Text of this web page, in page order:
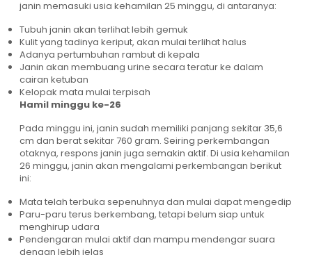
janin memasuki usia kehamilan 25 minggu, di antaranya:
Tubuh janin akan terlihat lebih gemuk
Kulit yang tadinya keriput, akan mulai terlihat halus
Adanya pertumbuhan rambut di kepala
Janin akan membuang urine secara teratur ke dalam
cairan ketuban
Kelopak mata mulai terpisah
Hamil minggu ke-26
Pada minggu ini, janin sudah memiliki panjang sekitar 35,6
cm dan berat sekitar 760 gram. Seiring perkembangan
otaknya, respons janin juga semakin aktif. Di usia kehamilan
26 minggu, janin akan mengalami perkembangan berikut
ini:
Mata telah terbuka sepenuhnya dan mulai dapat mengedip
Paru-paru terus berkembang, tetapi belum siap untuk
menghirup udara
Pendengaran mulai aktif dan mampu mendengar suara
dengan lebih jelas